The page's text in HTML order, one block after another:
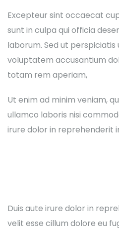
Excepteur sint occaecat
sunt in culpa qui officia
laborum. Sed ut perspiciatis
voluptatem accusantium
totam rem aperiam,
Ut enim ad minim veniam,
ullamco laboris nisi
irure dolor in reprehenderit
Duis aute irure dolor in
velit esse cillum dolore eu